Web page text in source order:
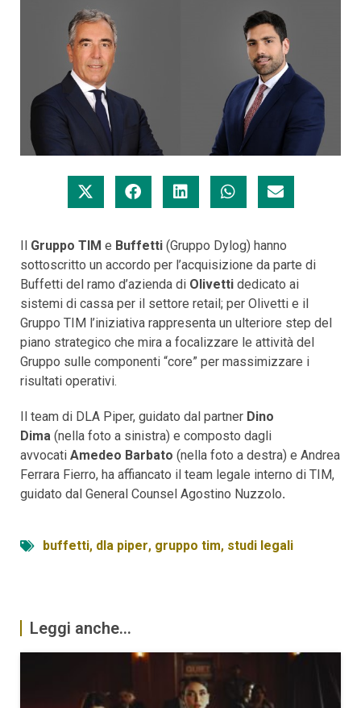
Il Gruppo TIM e Buffetti (Gruppo Dylog) hanno
sottoscritto un accordo per l’acquisizione da parte di
Buffetti del ramo d’azienda di Olivetti dedicato ai
sistemi di cassa per il settore retail; per Olivetti e il
Gruppo TIM l’iniziativa rappresenta un ulteriore step del
piano strategico che mira a focalizzare le attività del
Gruppo sulle componenti “core” per massimizzare i
risultati operativi.
Il team di DLA Piper, guidato dal partner Dino
Dima (nella foto a sinistra) e composto dagli
avvocati Amedeo Barbato (nella foto a destra) e Andrea
Ferrara Fierro, ha affiancato il team legale interno di TIM,
guidato dal General Counsel Agostino Nuzzolo.
buffetti, dla piper, gruppo tim, studi legali
Leggi anche...